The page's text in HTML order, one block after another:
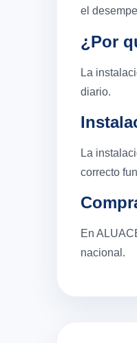
el
¿Por
La
diario.
La
correcto
En
nacional.